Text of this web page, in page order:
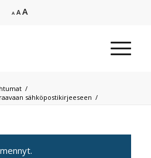
A Decrease
AReset
font
AIncrease
font
/
sähköpostikirjeeseen /